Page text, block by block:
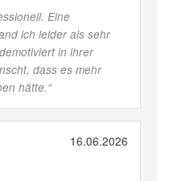
Eine
ich leider als sehr
in ihrer
dass es mehr
hätte.“
16.06.2026